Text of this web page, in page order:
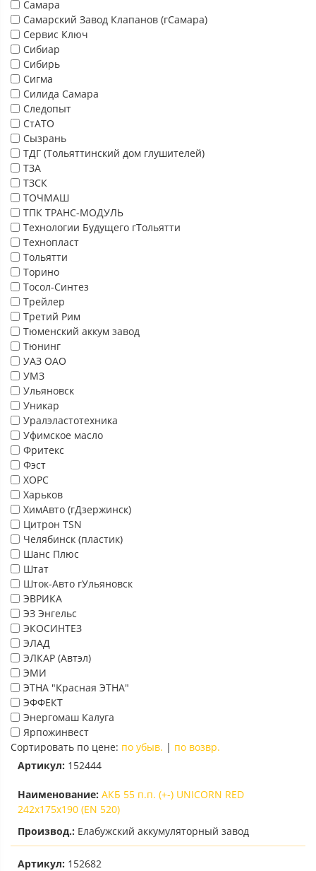
Самара
Самарский Завод Клапанов (гСамара)
Сервис Ключ
Сибиар
Сибирь
Сигма
Силида Самара
Следопыт
СтАТО
Сызрань
ТДГ (Тольяттинский дом глушителей)
ТЗА
ТЗСК
ТОЧМАШ
ТПК ТРАНС-МОДУЛЬ
Технологии Будущего гТольятти
Технопласт
Тольятти
Торино
Тосол-Синтез
Трейлер
Третий Рим
Тюменский аккум завод
Тюнинг
УАЗ ОАО
УМЗ
Ульяновск
Уникар
Уралэластотехника
Уфимское масло
Фритекс
Фэст
ХОРС
Харьков
ХимАвто (гДзержинск)
Цитрон TSN
Челябинск (пластик)
Шанс Плюс
Штат
Шток-Авто гУльяновск
ЭВРИКА
ЭЗ Энгельс
ЭКОСИНТЕЗ
ЭЛАД
ЭЛКАР (Автэл)
ЭМИ
ЭТНА "Красная ЭТНА"
ЭФФЕКТ
Энергомаш Калуга
Ярпожинвест
Сортировать по цене: по убыв. | по возвр.
Артикул: 152444
Наименование: АКБ 55 п.п. (+-) UNICORN RED
242х175х190 (EN 520)
Производ.: Елабужский аккумуляторный завод
Артикул: 152682